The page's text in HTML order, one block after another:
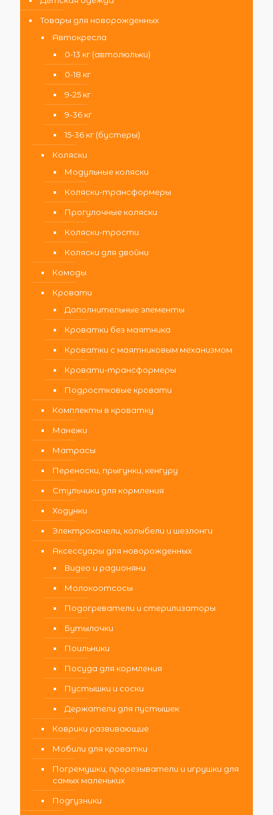
Товары для новорожденных
Автокресла
0-13 кг (автолюльки)
0-18 кг
9-25 кг
9-36 кг
15-36 кг (бустеры)
Коляски
Модульные коляски
Коляски-трансформеры
Прогулочные коляски
Коляски-трости
Коляски для двойни
Комоды
Кровати
Дополнительные элементы
Кроватки без маятника
Кроватки с маятниковым механизмом
Кровати-трансформеры
Подростковые кровати
Комплекты в кроватку
Манежи
Матрасы
Переноски, прыгунки, кенгуру
Стульчики для кормления
Ходунки
Электрокачели, колыбели и шезлонги
Аксессуары для новорожденных
Видео и радионяни
Молокоотсосы
Подогреватели и стерилизаторы
Бутылочки
Поильники
Посуда для кормления
Пустышки и соски
Держатели для пустышек
Коврики развивающие
Мобили для кроватки
Погремушки, прорезыватели и игрушки для
самых маленьких
Подгузники